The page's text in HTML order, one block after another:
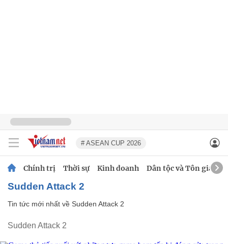
# ASEAN CUP 2026
Chính trị Thời sự Kinh doanh Dân tộc và Tôn giáo
Sudden Attack 2
Tin tức mới nhất về Sudden Attack 2
Sudden Attack 2